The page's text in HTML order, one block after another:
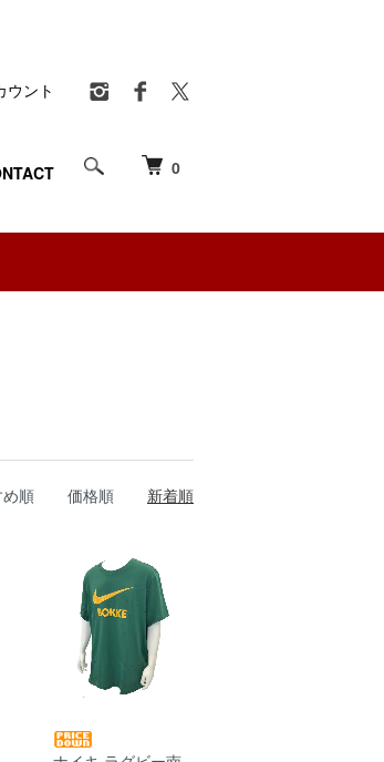
0
ウント
順 価格順 新着順